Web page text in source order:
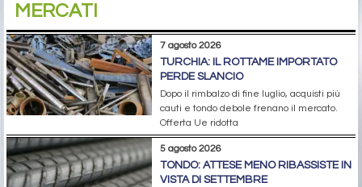
MERCATI
7 agosto 2026
TURCHIA: IL ROTTAME IMPORTATO
PERDE SLANCIO
Dopo il rimbalzo di fine luglio, acquisti più
cauti e tondo debole frenano il mercato.
Offerta Ue ridotta
5 agosto 2026
TONDO: ATTESE MENO RIBASSISTE IN
VISTA DI SETTEMBRE